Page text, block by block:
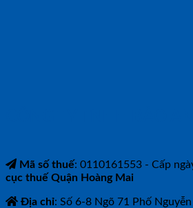
Mã số thuế: 0110161553 - Cấp
cục thuế Quận Hoàng Mai
Địa chỉ: Số 6-8 Ngõ 71 Phố